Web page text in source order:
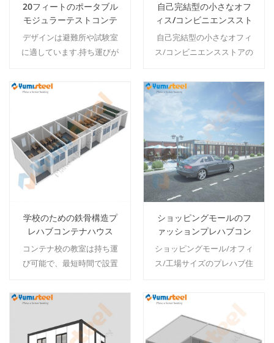
20フィートのポータブル
モジュラーテストコンテ
ナハウス
デザインは避難所や試験室
に適しています.持ち運びが
MOQ：1セット.
続きを読む
自己完結型の小さなオフ
ィス/コンビニエンススト
ア
自己完結型の小さなオフィ
ス/コンビニエンスストアの
ット
続きを読む
学校のための鉄骨構造プ
レハブコンテナハウス
コンテナ校の教室は持ち運
び可能で、最短時間で設置
とサンドイッチパネルで構
築されています. 安価な鉄骨
構造のコンテナ校舎を獲得
するために、より少ない費
続きを読む
ショッピングモールのフ
ァッションプレハブコン
テナハウス
ショッピングモール/オフィ
ス/工場サイズのプレハブ住
MOQ：1セット
続きを読む